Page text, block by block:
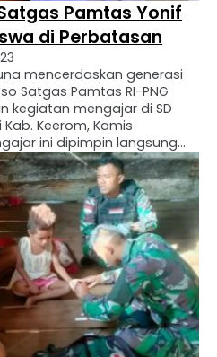
Pamtas Yonif
di Perbatasan
mencerdaskan generasi
Satgas Pamtas RI-PNG
kegiatan mengajar di SD
Keerom, Kamis
ini dipimpin langsung
Letda Inf Nyoman Hendra.
adalah bentuk rasa
Mosso Satgas Pamtas …